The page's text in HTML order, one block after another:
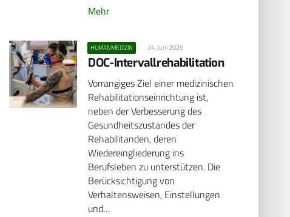
Mehr
HUMANMEDIZIN 24. Juni 2026
DOC-Intervallrehabilitation
Vorrangiges Ziel einer medizinischen
Rehabilitationseinrichtung ist,
neben der Verbesserung des
Gesundheitszustandes der
Rehabilitanden, deren
Wiedereingliederung ins
Berufsleben zu unterstützen. Die
Berücksichtigung von
Verhaltensweisen, Einstellungen
und…